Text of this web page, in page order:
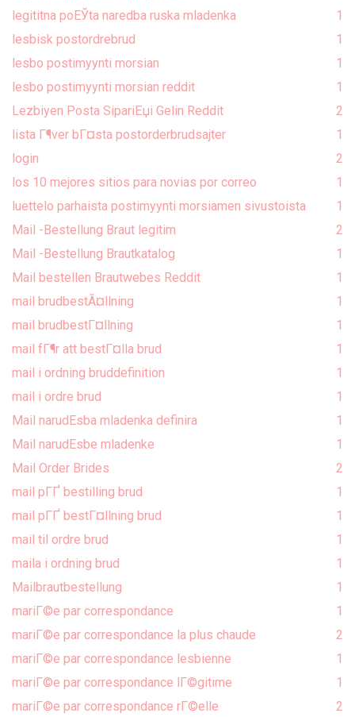
legititna poЕЎta naredba ruska mladenka
1
lesbisk postordrebrud
1
lesbo postimyynti morsian
1
lesbo postimyynti morsian reddit
1
Lezbiyen Posta SipariЕџi Gelin Reddit
2
lista Г¶ver bГ¤sta postorderbrudsajter
1
login
2
los 10 mejores sitios para novias por correo
1
luettelo parhaista postimyynti morsiamen sivustoista
1
Mail -Bestellung Braut legitim
2
Mail -Bestellung Brautkatalog
1
Mail bestellen Brautwebes Reddit
1
mail brudbestÃ¤llning
1
mail brudbestГ¤llning
1
mail fГ¶r att bestГ¤lla brud
1
mail i ordning bruddefinition
1
mail i ordre brud
1
Mail narudЕѕba mladenka definira
1
Mail narudЕѕbe mladenke
1
Mail Order Brides
2
mail pГҐ bestilling brud
1
mail pГҐ bestГ¤llning brud
1
mail til ordre brud
1
maila i ordning brud
1
Mailbrautbestellung
1
mariГ©e par correspondance
1
mariГ©e par correspondance la plus chaude
2
mariГ©e par correspondance lesbienne
1
mariГ©e par correspondance lГ©gitime
1
mariГ©e par correspondance rГ©elle
2